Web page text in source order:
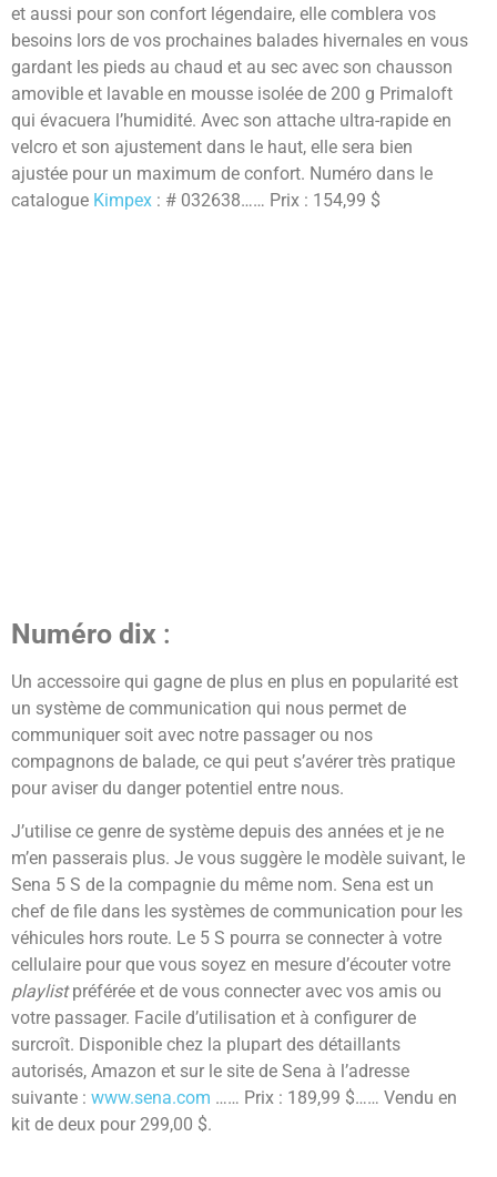
et aussi pour son confort légendaire, elle comblera vos
besoins lors de vos prochaines balades hivernales en vous
gardant les pieds au chaud et au sec avec son chausson
amovible et lavable en mousse isolée de 200 g Primaloft
qui évacuera l’humidité. Avec son attache ultra-rapide en
velcro et son ajustement dans le haut, elle sera bien
ajustée pour un maximum de confort. Numéro dans le
catalogue Kimpex : # 032638…… Prix : 154,99 $
Numéro dix :
Un accessoire qui gagne de plus en plus en popularité est
un système de communication qui nous permet de
communiquer soit avec notre passager ou nos
compagnons de balade, ce qui peut s’avérer très pratique
pour aviser du danger potentiel entre nous.
J’utilise ce genre de système depuis des années et je ne
m’en passerais plus. Je vous suggère le modèle suivant, le
Sena 5 S de la compagnie du même nom. Sena est un
chef de file dans les systèmes de communication pour les
véhicules hors route. Le 5 S pourra se connecter à votre
cellulaire pour que vous soyez en mesure d’écouter votre
playlistpréférée et de vous connecter avec vos amis ou
votre passager. Facile d’utilisation et à configurer de
surcroît. Disponible chez la plupart des détaillants
autorisés, Amazon et sur le site de Sena à l’adresse
suivante : www.sena.com …… Prix : 189,99 $…… Vendu en
kit de deux pour 299,00 $.